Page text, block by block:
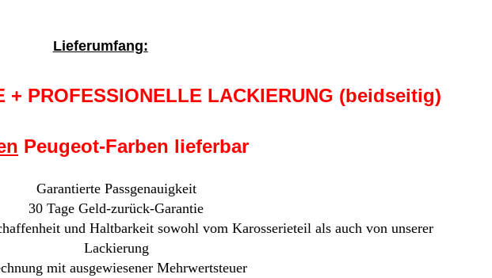
Lieferumfang:
+ PROFESSIONELLE LACKIERUNG (beidseitig)
Peugeot-Farben lieferbar
Garantierte Passgenauigkeit
30 Tage Geld-zurück-Garantie
und Haltbarkeit sowohl vom Karosserieteil als auch von unserer
Lackierung
mit ausgewiesener Mehrwertsteuer